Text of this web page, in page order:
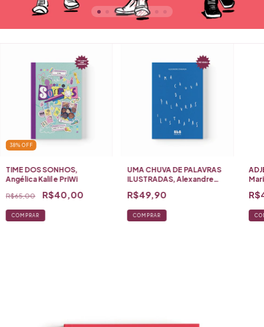
38% OFF
TIME DOS SONHOS,
Angélica Kalil e PriWi
R$65,00 R$40,00
UMA CHUVA DE PALAVRAS
ILUSTRADAS, Alexandre
R$49,90